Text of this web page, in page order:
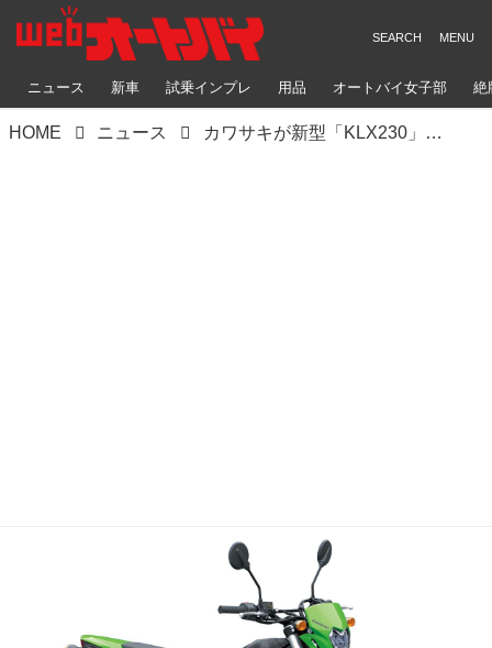
ニュース 新車 試乗インプレ 用品 オートバイ女子部 絶
HOME ニュース カワサキが新型「KLX230」シリーズを海外でお披露目！ モタードモデルの「KLX230SM」も登場